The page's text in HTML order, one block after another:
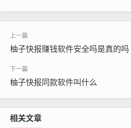
柚子快报赚钱软件安全吗是真的吗
柚子快报同款软件叫什么
相关文章